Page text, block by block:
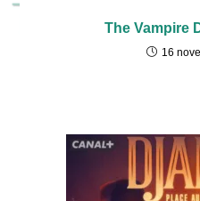
The Vampire
16